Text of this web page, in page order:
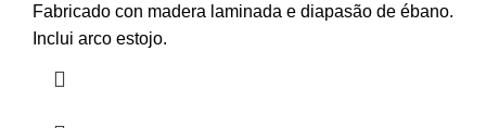
Fabricado con madera laminada e diapasão de ébano.
Inclui arco estojo.